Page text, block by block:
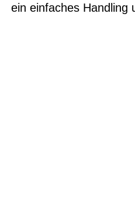
ein einfaches Handling